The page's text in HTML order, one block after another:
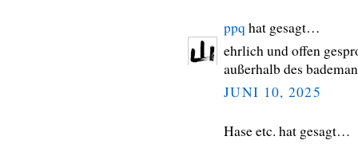
ppq hat gesagt…
ehrlich und offen
außerhalb des
JUNI 10, 2025
Hase etc. hat gesagt…